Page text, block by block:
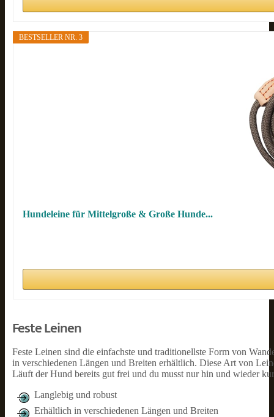
BESTSELLER NR. 3
Hundeleine für Mittelgroße & Große Hunde...
Feste Leinen
Feste Leinen sind die einfachste und traditionellste Form von
in verschiedenen Längen und Breiten erhältlich. Diese Art von
Läuft der Hund bereits gut frei und du musst nur hin und wieder
Langlebig und robust
Erhältlich in verschiedenen Längen und Breiten